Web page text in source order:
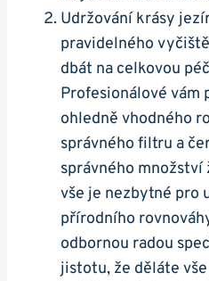
Udržování krásy
pravidelného
dbát⁢ na celkovou
Profesionálové vám
ohledně vhodného
správného filtru a
správného
vše je nezbytné pro
‍přírodního⁢
odbornou radou
jistotu, ⁤že děláte